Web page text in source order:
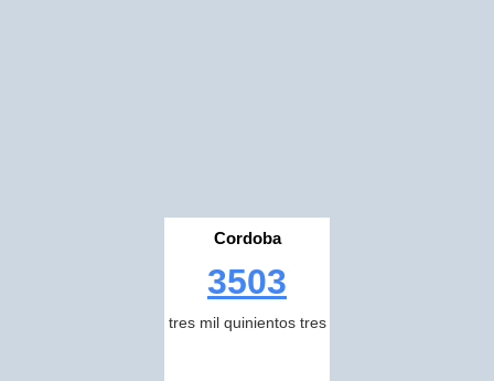
Cordoba
3503
tres mil quinientos tres